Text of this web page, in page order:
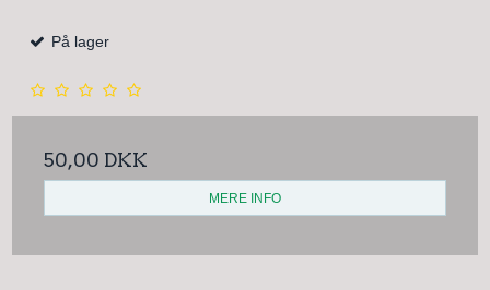
På lager
50,00 DKK
MERE INFO